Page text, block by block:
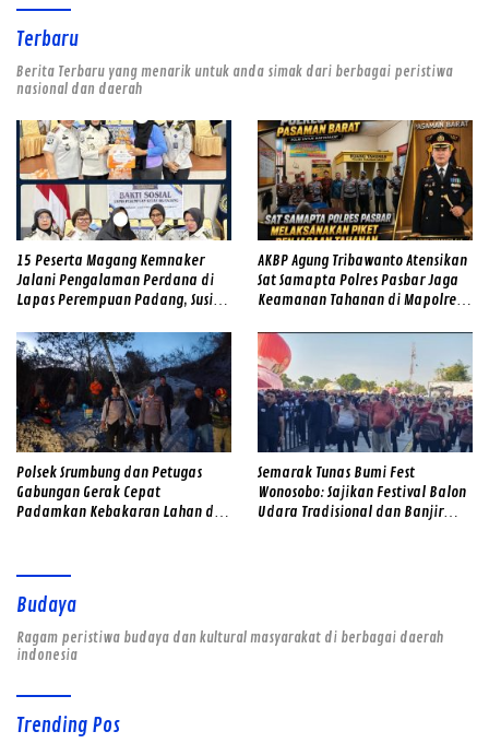
Terbaru
Berita Terbaru yang menarik untuk anda simak dari berbagai peristiwa
nasional dan daerah
15 Peserta Magang Kemnaker
Jalani Pengalaman Perdana di
Lapas Perempuan Padang, Susi
dan Profesionalisme
AKBP Agung Tribawanto Atensikan
Sat Samapta Polres Pasbar Jaga
Keamanan Tahanan di Mapolres
Polsek Srumbung dan Petugas
Gabungan Gerak Cepat
Padamkan Kebakaran Lahan di
Semarak Tunas Bumi Fest
Wonosobo: Sajikan Festival Balon
Udara Tradisional dan Banjir
Budaya
Ragam peristiwa budaya dan kultural masyarakat di berbagai daerah
indonesia
Trending Pos